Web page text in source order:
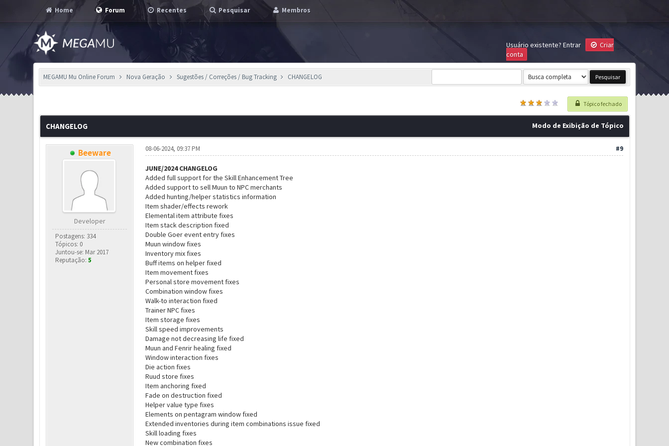
Home Forum Recentes Pesquisar Membros
Usuário existente? Entrar
Criar
conta
MEGAMU Mu Online Forum Nova Geração Sugestões / Correções / Bug Tracking CHANGELOG
Tópico fechado
Modo de Exibição de Tópico
CHANGELOG
Beeware
Developer
Postagens: 334
Tópicos: 0
Juntou-se: Mar 2017
Reputação:5
#9
08-06-2024, 09:37 PM
JUNE/2024 CHANGELOG
Added full support for the Skill Enhancement Tree
Added support to sell Muun to NPC merchants
Added hunting/helper statistics information
Item shader/effects rework
Elemental item attribute fixes
Item stack description fixed
Double Goer event entry fixes
Muun window fixes
Inventory mix fixes
Buff items on helper fixed
Item movement fixes
Personal store movement fixes
Combination window fixes
Walk-to interaction fixed
Trainer NPC fixes
Item storage fixes
Skill speed improvements
Damage not decreasing life fixed
Muun and Fenrir healing fixed
Window interaction fixes
Die action fixes
Ruud store fixes
Item anchoring fixed
Fade on destruction fixed
Helper value type fixes
Elements on pentagram window fixed
Extended inventories during item combinations issue fixed
Skill loading fixes
New combination fixes